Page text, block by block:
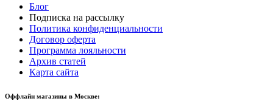
Блог
Подписка на рассылку
Политика конфиденциальности
Договор оферта
Программа лояльности
Архив статей
Карта сайта
Оффлайн магазины в Москве: